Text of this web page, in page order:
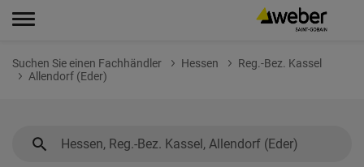
Suchen Sie einen Fachhändler Hessen
Reg.-Bez. Kassel
Allendorf (Eder)